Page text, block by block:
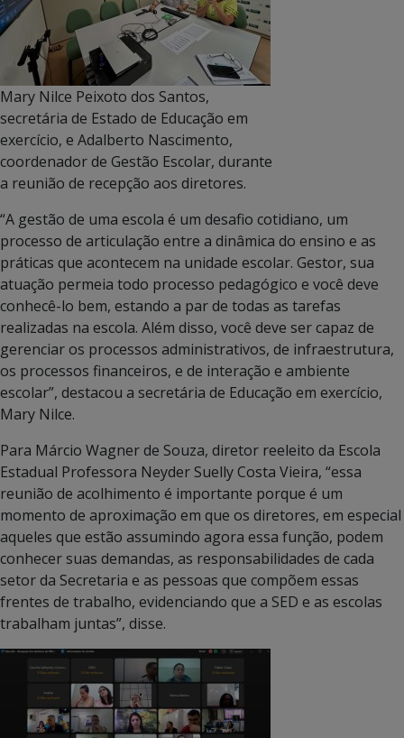
Mary Nilce Peixoto dos Santos,
secretária de Estado de Educação em
exercício, e Adalberto Nascimento,
coordenador de Gestão Escolar, durante
a reunião de recepção aos diretores.
“A gestão de uma escola é um desafio cotidiano, um
processo de articulação entre a dinâmica do ensino e as
práticas que acontecem na unidade escolar. Gestor, sua
atuação permeia todo processo pedagógico e você deve
conhecê-lo bem, estando a par de todas as tarefas
realizadas na escola. Além disso, você deve ser capaz de
gerenciar os processos administrativos, de infraestrutura,
os processos financeiros, e de interação e ambiente
escolar”, destacou a secretária de Educação em exercício,
Mary Nilce.
Para Márcio Wagner de Souza, diretor reeleito da Escola
Estadual Professora Neyder Suelly Costa Vieira, “essa
reunião de acolhimento é importante porque é um
momento de aproximação em que os diretores, em especial
aqueles que estão assumindo agora essa função, podem
conhecer suas demandas, as responsabilidades de cada
setor da Secretaria e as pessoas que compõem essas
frentes de trabalho, evidenciando que a SED e as escolas
trabalham juntas”, disse.